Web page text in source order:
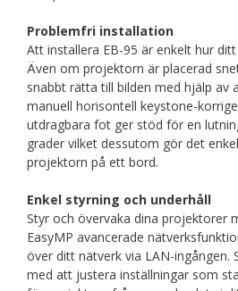
Problemfri installation
Att installera EB-95 är enkelt hur
Även om projektorn är placerad
snabbt rätta till bilden med hjälp av
manuell horisontell keystone-
utdragbara fot ger stöd för en
grader vilket dessutom gör det
projektorn på ett bord.
Enkel styrning och underhåll
Styr och övervaka dina projektorer
EasyMP avancerade
över ditt nätverk via LAN-ingången.
med att justera inställningar som